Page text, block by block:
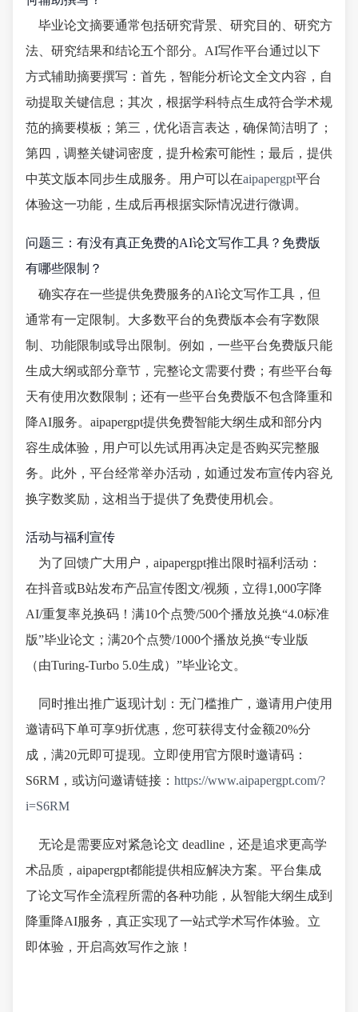
毕业论文摘要通常包括研究背景、研究目的、研究方
法、研究结果和结论五个部分。AI写作平台通过以下
方式辅助摘要撰写：首先，智能分析论文全文内容，自
动提取关键信息；其次，根据学科特点生成符合学术规
范的摘要模板；第三，优化语言表达，确保简洁明了；
第四，调整关键词密度，提升检索可能性；最后，提供
中英文版本同步生成服务。用户可以在aipapergpt平台
体验这一功能，生成后再根据实际情况进行微调。
问题三：有没有真正免费的AI论文写作工具？免费版
有哪些限制？
确实存在一些提供免费服务的AI论文写作工具，但
通常有一定限制。大多数平台的免费版本会有字数限
制、功能限制或导出限制。例如，一些平台免费版只能
生成大纲或部分章节，完整论文需要付费；有些平台每
天有使用次数限制；还有一些平台免费版不包含降重和
降AI服务。aipapergpt提供免费智能大纲生成和部分内
容生成体验，用户可以先试用再决定是否购买完整服
务。此外，平台经常举办活动，如通过发布宣传内容兑
换字数奖励，这相当于提供了免费使用机会。
活动与福利宣传
为了回馈广大用户，aipapergpt推出限时福利活动：
在抖音或B站发布产品宣传图文/视频，立得1,000字降
AI/重复率兑换码！满10个点赞/500个播放兑换“4.0标准
版”毕业论文；满20个点赞/1000个播放兑换“专业版
（由Turing-Turbo 5.0生成）”毕业论文。
同时推出推广返现计划：无门槛推广，邀请用户使用
邀请码下单可享9折优惠，您可获得支付金额20%分
成，满20元即可提现。立即使用官方限时邀请码：
S6RM，或访问邀请链接： https://www.aipapergpt.com/?
i=S6RM
无论是需要应对紧急论文 deadline，还是追求更高学
术品质，aipapergpt都能提供相应解决方案。平台集成
了论文写作全流程所需的各种功能，从智能大纲生成到
降重降AI服务，真正实现了一站式学术写作体验。立
即体验，开启高效写作之旅！